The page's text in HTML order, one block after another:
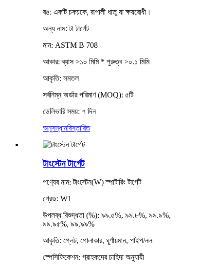
রঙ: একটি চকচকে, রূপালী ধাতু যা ক্ষয়রোধী।
অন্য নাম: টা টার্গেট
মান: ASTM B 708
আকার: ব্যাস >১০ মিমি * পুরুত্ব >০.১ মিমি
আকৃতি: সমতল
সর্বনিম্ন অর্ডার পরিমাণ (MOQ): ৫টি
ডেলিভারি সময়: ৭ দিন
অনুসন্ধানবিস্তারিত
টাংস্টেন টার্গেট
পণ্যের নাম: টাংস্টেন(W) স্পাটারিং টার্গেট
গ্রেড: W1
উপলব্ধ বিশুদ্ধতা (%): ৯৯.৫%, ৯৯.৮%, ৯৯.৯%,
৯৯.৯৫%, ৯৯.৯৯%
আকৃতি: প্লেট, গোলাকার, ঘূর্ণায়মান, পাইপ/নল
স্পেসিফিকেশন: গ্রাহকদের চাহিদা অনুযায়ী